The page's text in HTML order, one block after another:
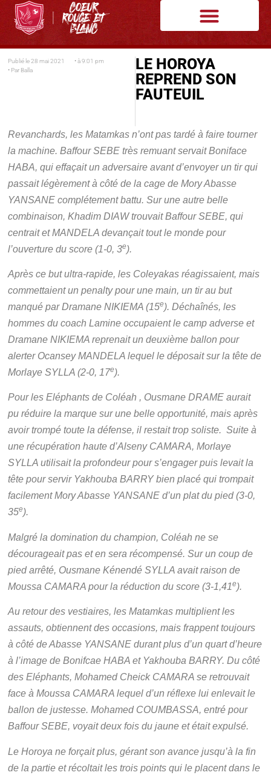
Publié le 28 mai 2021 • à 9:01 pm
• Par Balla
LE HOROYA
REPREND SON
FAUTEUIL
Revanchards, les Matamkas n’ont pas tardé à faire tourner
la machine. Baffour SEBE très remuant servait Boniface
HABA, qui effaçait un adversaire avant d’envoyer un tir qui
passait légèrement à côté de la cage de Mory Abasse
YANSANE complétement battu. Sur une autre belle
combinaison, Khadim DIAW trouvait Baffour SEBE, qui
centrait et MANDELA devançait tout le monde pour
l’ouverture du score (1-0, 3e).
Après ce but ultra-rapide, les Coleyakas réagissaient, mais
commettaient un penalty pour une main, un tir au but
manqué par Dramane NIKIEMA (15e). Déchaînés, les
hommes du coach Lamine occupaient le camp adverse et
Dramane NIKIEMA reprenait un deuxième ballon pour
alerter Ocansey MANDELA lequel le déposait sur la tête de
Morlaye SYLLA (2-0, 17e).
Pour les Eléphants de Coléah , Ousmane DRAME aurait
pu réduire la marque sur une belle opportunité, mais après
avoir trompé toute la défense, il restait trop soliste. Suite à
une récupération haute d’Alseny CAMARA, Morlaye
SYLLA utilisait la profondeur pour s’engager puis levait la
tête pour servir Yakhouba BARRY bien placé qui trompait
facilement Mory Abasse YANSANE d’un plat du pied (3-0,
35e).
Malgré la domination du champion, Coléah ne se
décourageait pas et en sera récompensé. Sur un coup de
pied arrêté, Ousmane Kénendé SYLLA avait raison de
Moussa CAMARA pour la réduction du score (3-1,41e).
Au retour des vestiaires, les Matamkas multiplient les
assauts, obtiennent des occasions, mais frappent toujours
à côté de Abasse YANSANE durant plus d’un quart d’heure
à l’image de Bonifcae HABA et Yakhouba BARRY. Du côté
des Eléphants, Mohamed Cheick CAMARA se retrouvait
face à Moussa CAMARA lequel d’un réflexe lui enlevait le
ballon de justesse. Mohamed COUMBASSA, entré pour
Baffour SEBE, voyait deux fois du jaune et était expulsé.
Le Horoya ne forçait plus, gérant son avance jusqu’à la fin
de la partie et récoltait les trois points qui le placent dans le